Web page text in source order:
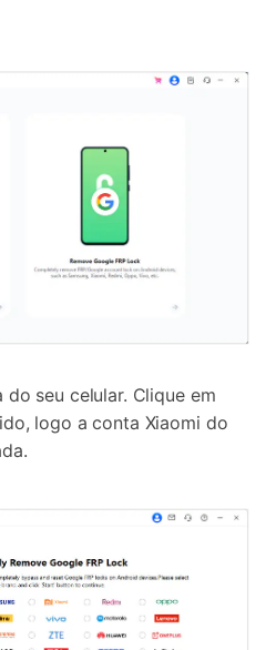
seu celular. Clique em
logo a conta Xiaomi do